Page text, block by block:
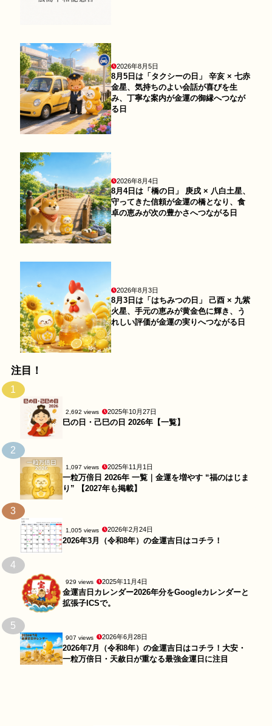
2026年8月5日
8月5日は「タクシーの日」 辛亥 × 七赤
金星、気持ちのよい会話が喜びを生
み、丁寧な案内が金運の御縁へつなが
る日
2026年8月4日
8月4日は「橋の日」 庚戌 × 八白土星、
守ってきた信頼が金運の橋となり、食
卓の恵みが次の豊かさへつながる日
2026年8月3日
8月3日は「はちみつの日」 己酉 × 九紫
火星、手元の恵みが黄金色に輝き、う
れしい評価が金運の実りへつながる日
注目！
1
2,692 views 2025年10月27日
巳の日・己巳の日 2026年【一覧】
2
1,097 views 2025年11月1日
一粒万倍日 2026年 一覧｜金運を増やす “福のはじま
り” 【2027年も掲載】
3
1,005 views 2026年2月24日
2026年3月（令和8年）の金運吉日はコチラ！
4
929 views 2025年11月4日
金運吉日カレンダー2026年分をGoogleカレンダーと
拡張子ICSで。
5
907 views 2026年6月28日
2026年7月（令和8年）の金運吉日はコチラ！大安・
一粒万倍日・天赦日が重なる最強金運日に注目